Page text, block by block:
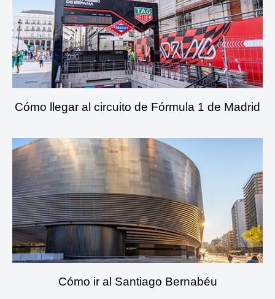
Cómo llegar al circuito de Fórmula 1 de Madrid
Cómo ir al Santiago Bernabéu